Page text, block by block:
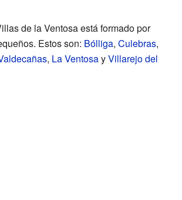
de la Ventosa está formado por
Estos son: Bólliga, Culebras,
, La VentosayVillarejo del